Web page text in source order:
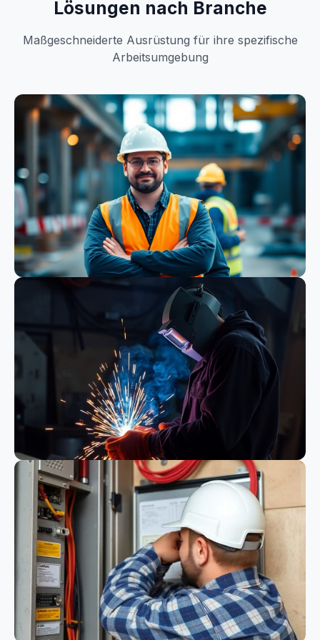
Lösungen nach Branche
Maßgeschneiderte Ausrüstung für ihre spezifische
Arbeitsumgebung
Bauwesen
Schweißen